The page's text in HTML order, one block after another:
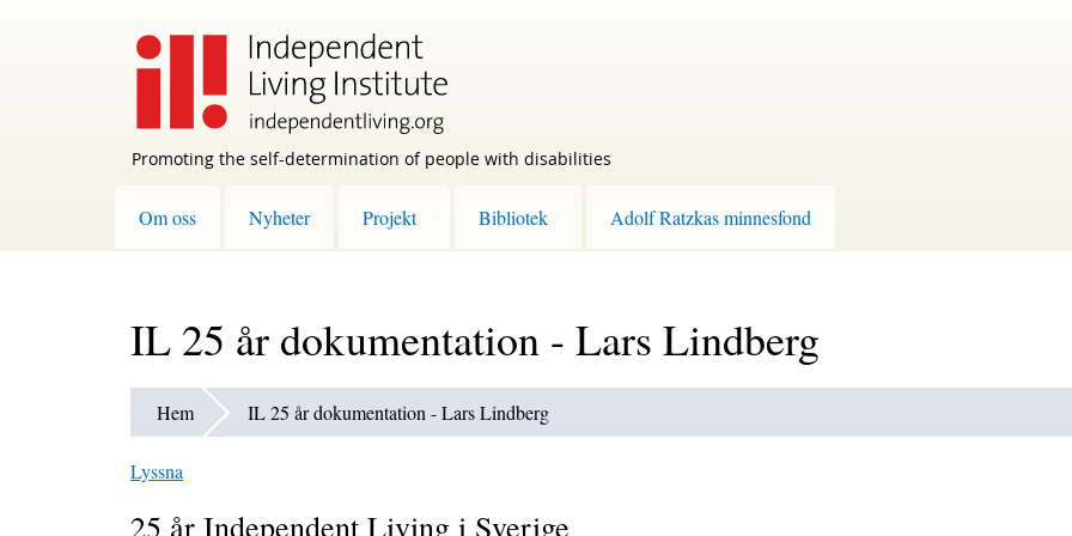
Promoting the self-determination of people with disabilities
Om oss Nyheter Projekt Bibliotek Adolf Ratzkas minnesfond
IL 25 år dokumentation - Lars Lindberg
Hem IL 25 år dokumentation - Lars Lindberg
Lyssna
25 år Independent Living i Sverige